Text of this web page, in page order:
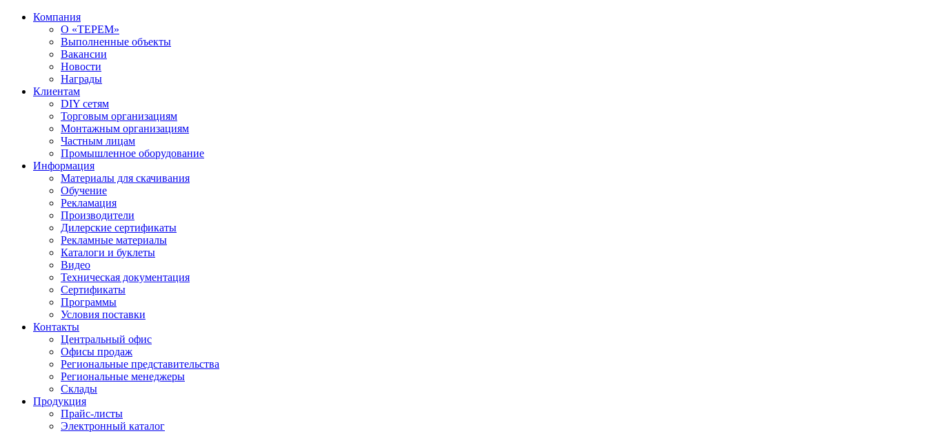
Компания
О «ТЕРЕМ»
Выполненные объекты
Вакансии
Новости
Награды
Клиентам
DIY сетям
Торговым организациям
Монтажным организациям
Частным лицам
Промышленное оборудование
Информация
Материалы для скачивания
Обучение
Рекламация
Производители
Дилерские сертификаты
Рекламные материалы
Каталоги и буклеты
Видео
Техническая документация
Сертификаты
Программы
Условия поставки
Контакты
Центральный офис
Офисы продаж
Региональные представительства
Региональные менеджеры
Склады
Продукция
Прайс-листы
Электронный каталог